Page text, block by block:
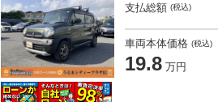
支払総額 (税込)
車両本体価格 (税込)
19.8 万円